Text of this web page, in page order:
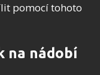
pomocí tohoto
na nádobí